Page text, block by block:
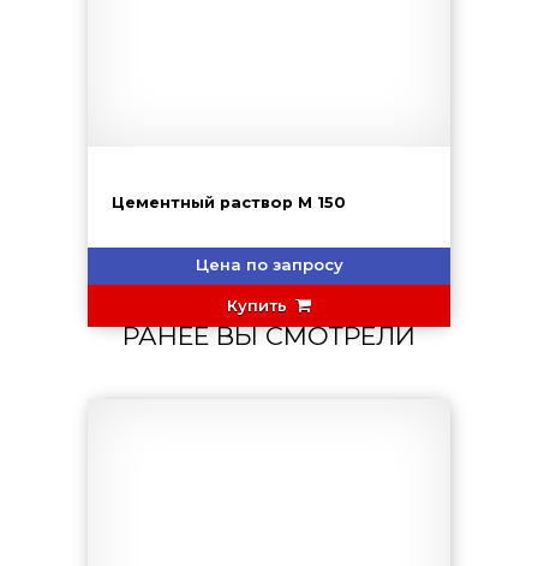
Цементный раствор М 150
Цена по запросу
Купить
РАНЕЕ ВЫ СМОТРЕЛИ